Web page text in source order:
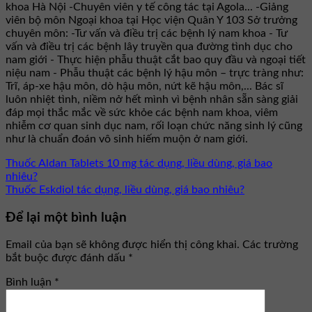
khoa Hà Nội -Chuyên viên y tế công tác tại Agola... -Giảng
viên bộ môn Ngoại khoa tại Học viện Quân Y 103 Sở trưởng
chuyên môn: -Tư vấn và điều trị các bệnh lý nam khoa - Tư
vấn và điều trị các bệnh lây truyền qua đường tình dục cho
nam giới - Thực hiện phẫu thuật cắt bao quy đầu và ngoại tiết
niệu nam - Phẫu thuật các bệnh lý hậu môn – trực tràng như:
Trĩ, áp-xe hậu môn, dò hậu môn, nứt kẽ hậu môn,... Bác sĩ
luôn nhiệt tình, niềm nở hết mình vì bệnh nhân sẵn sàng giải
đáp mọi thắc mắc về sức khỏe các bệnh nam khoa, viêm
nhiễm cơ quan sinh dục nam, rối loạn chức năng sinh lý cũng
như là chuẩn đoán vô sinh hiếm muộn ở nam giới.
Thuốc Aldan Tablets 10 mg tác dụng, liều dùng, giá bao
nhiêu?
Thuốc Eskdiol tác dụng, liều dùng, giá bao nhiêu?
Để lại một bình luận
Email của bạn sẽ không được hiển thị công khai. Các trường
bắt buộc được đánh dấu *
Bình luận *